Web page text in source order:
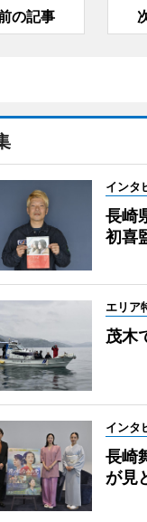
の記事
インタ
長崎
初喜
エリア
茂木
インタ
長崎
が見